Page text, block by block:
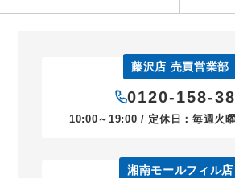
藤沢店 売買営業部
0120-158-
10:00～19:00 / 定休日：毎週火
湘南モールフィル店